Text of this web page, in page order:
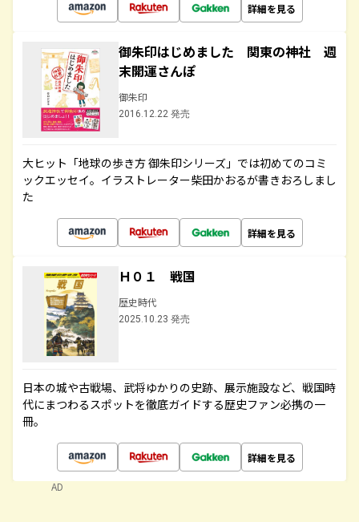
詳細を見る
御朱印はじめました 関東の神社 週
末開運さんぽ
御朱印
2016.12.22 発売
大ヒット「地球の歩き方 御朱印シリーズ」では初めてのコミ
ックエッセイ。イラストレーター柴田かおるが書きおろしまし
た
詳細を見る
Ｈ０１ 戦国
歴史時代
2025.10.23 発売
日本の城や古戦場、武将ゆかりの史跡、展示施設など、戦国時
代にまつわるスポットを徹底ガイドする歴史ファン必携の一
冊。
詳細を見る
AD